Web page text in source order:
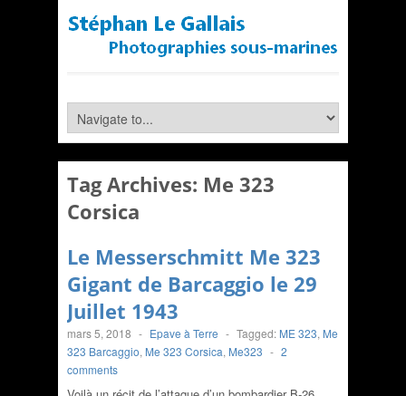
Tag Archives: Me 323
Corsica
Le Messerschmitt Me 323
Gigant de Barcaggio le 29
Juillet 1943
mars 5, 2018 - Epave à Terre - Tagged: ME 323, Me
323 Barcaggio, Me 323 Corsica, Me323 - 2
comments